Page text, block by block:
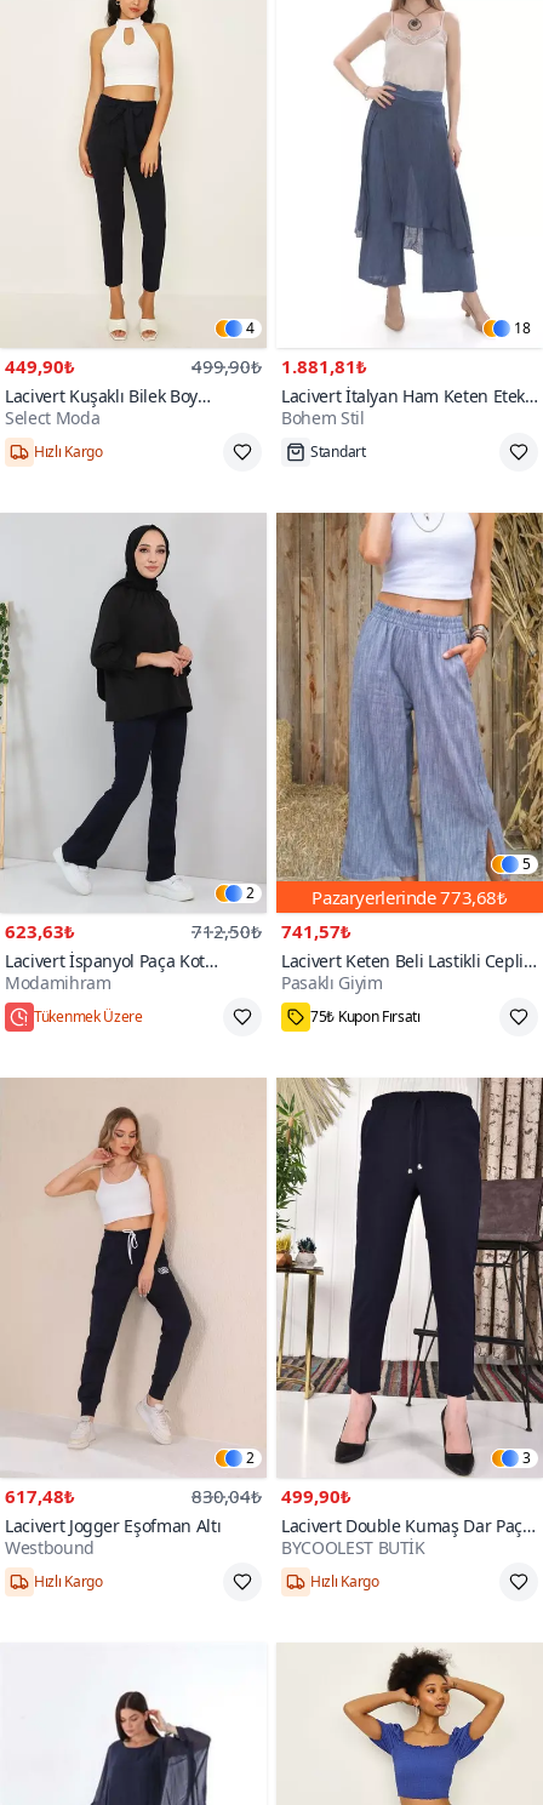
4
449,90₺ 499,90₺
Lacivert Kuşaklı Bilek Boy
Cigarette Pantolon
Select Moda
Hızlı Kargo
18
1.881,81₺
Lacivert İtalyan Ham Keten Etek
Pantolon
Bohem Stil
200+
Standart
2
623,63₺ 712,50₺
Lacivert İspanyol Paça Kot
Pantolon
Modamihram
Tükenmek Üzere
5
Pazaryerlerinde773,68₺
741,57₺
Lacivert Keten Beli Lastikli Cepli
Paçası Yırtmaçlı Salaş Kapri
Bermuda Pantolon
Pasaklı Giyim
75₺ Kupon Fırsatı
2
617,48₺ 830,04₺
Lacivert Jogger Eşofman Altı
Westbound
Hızlı Kargo
3
499,90₺
Lacivert Double Kumaş Dar Paça
Beli Lastkli Pantolon
BYCOOLEST BUTİK
Hızlı Kargo